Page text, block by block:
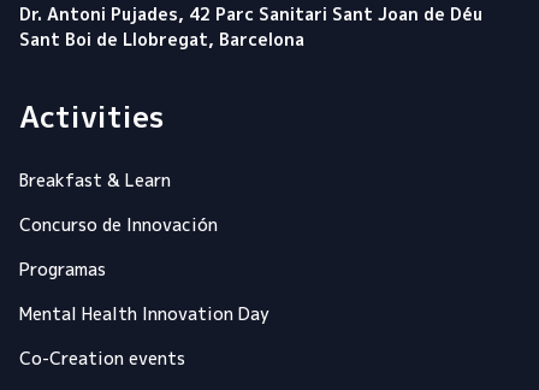
Dr. Antoni Pujades, 42 Parc Sanitari Sant Joan de Déu
Sant Boi de Llobregat, Barcelona
Activities
Breakfast & Learn
Concurso de Innovación
Programas
Mental Health Innovation Day
Co-Creation events